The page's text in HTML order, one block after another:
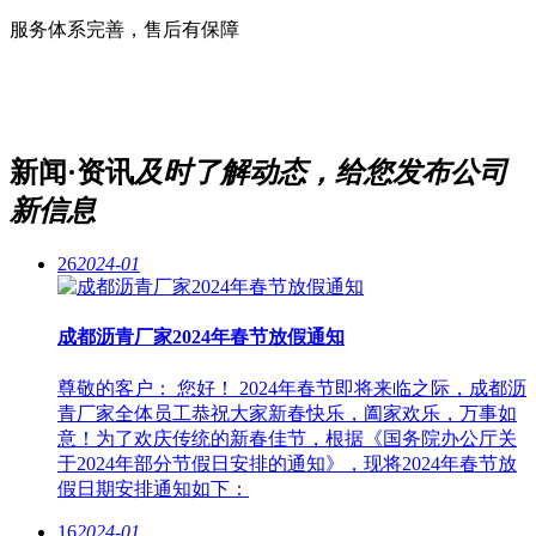
服务体系完善，售后有保障
新闻·资讯及时了解动态，给您发布公司
新信息
262024-01
成都沥青厂家2024年春节放假通知
尊敬的客户： 您好！ 2024年春节即将来临之际，成都沥
青厂家全体员工恭祝大家新春快乐，阖家欢乐，万事如
意！为了欢庆传统的新春佳节，根据《国务院办公厅关
于2024年部分节假日安排的通知》，现将2024年春节放
假日期安排通知如下：
162024-01